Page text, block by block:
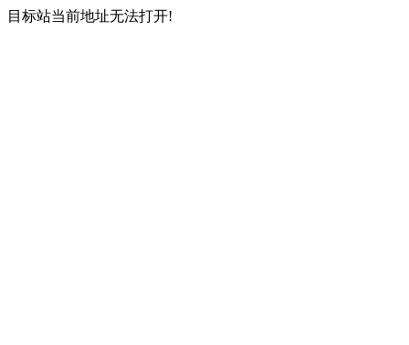
目标站当前地址无法打开!